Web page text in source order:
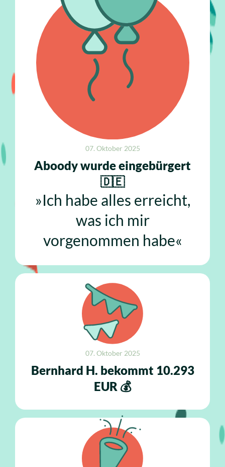
07. Oktober 2025
Aboody wurde eingebürgert
🇩🇪
»Ich habe alles erreicht,
was ich mir
vorgenommen habe«
07. Oktober 2025
Bernhard H. bekommt 10.293
EUR 💰